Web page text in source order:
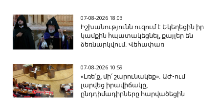
07-08-2026 18:03
Իշխանությունն ուզում է Եկեղեցին իր
կամքին հպատակեցնել, քայլեր են
ձեռնարկվում. Վեհափառ
07-08-2026 10:59
«Լռե՛ք, մի՛ շարունակեք». ԱԺ-ում
լարվեց իրավիճակը,
ընդդիմադիրները հարվածեցին